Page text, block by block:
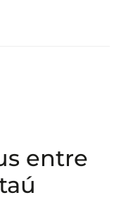
entre